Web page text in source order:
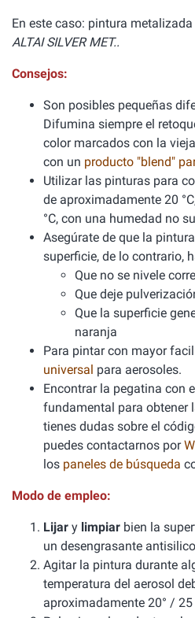
En este caso: pintura
ALTAI SILVER MET..
Consejos:
Son posibles pequeñas
Difumina siempre el
color marcados con la
con un producto "blend"
Utilizar las pinturas para
de aproximadamente 20
°C, con una humedad no
Asegúrate de que la
superficie, de lo contrario,
Que no se nivele
Que deje
Que la superficie
naranja
Para pintar con mayor
universal para aerosoles.
Encontrar la pegatina con
fundamental para obtener
tienes dudas sobre el
puedes contactarnos por
los paneles de búsqueda
Modo de empleo:
Lijar y limpiar bien la
un desengrasante
Agitar la pintura durante
temperatura del aerosol
aproximadamente 20° / 25